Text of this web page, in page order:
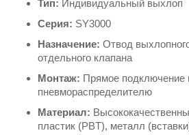
Тип: Индивидуальный выхлоп
Серия: SY3000
Назначение: Отвод
отдельного клапана
Монтаж: Прямое подключение
пневмораспределителю
Материал:
пластик (PBT), металл